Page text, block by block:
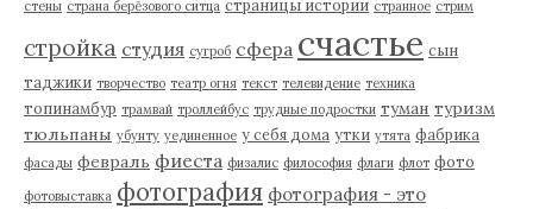
стены страна берёзового ситца страницы истории странное стрим
стройка студия сугроб сфера счастье сын
таджики творчество театр огня текст телевидение техника
топинамбур трамвай троллейбус трудные подростки туман туризм
тюльпаны убунту уединенное у себя дома утки утята фабрика
фасады февраль фиеста физалис философия флаги флот фото
фотовыставка фотография фотография - это